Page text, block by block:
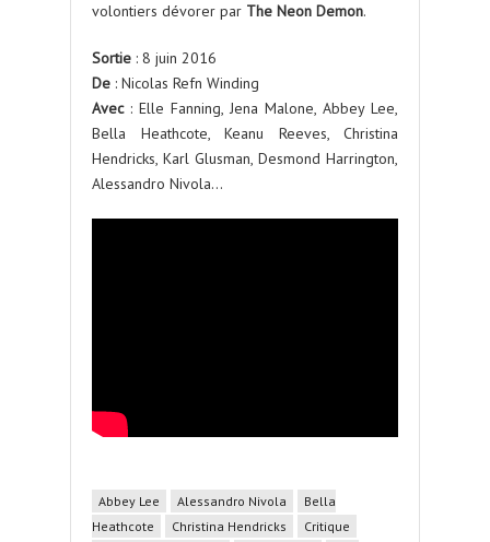
volontiers dévorer par The Neon Demon.
Sortie : 8 juin 2016
De : Nicolas Refn Winding
Avec: Elle Fanning, Jena Malone, Abbey Lee,
Bella Heathcote, Keanu Reeves, Christina
Hendricks, Karl Glusman, Desmond Harrington,
Alessandro Nivola…
Abbey Lee Alessandro Nivola
Bella
Heathcote
Christina Hendricks
Critique